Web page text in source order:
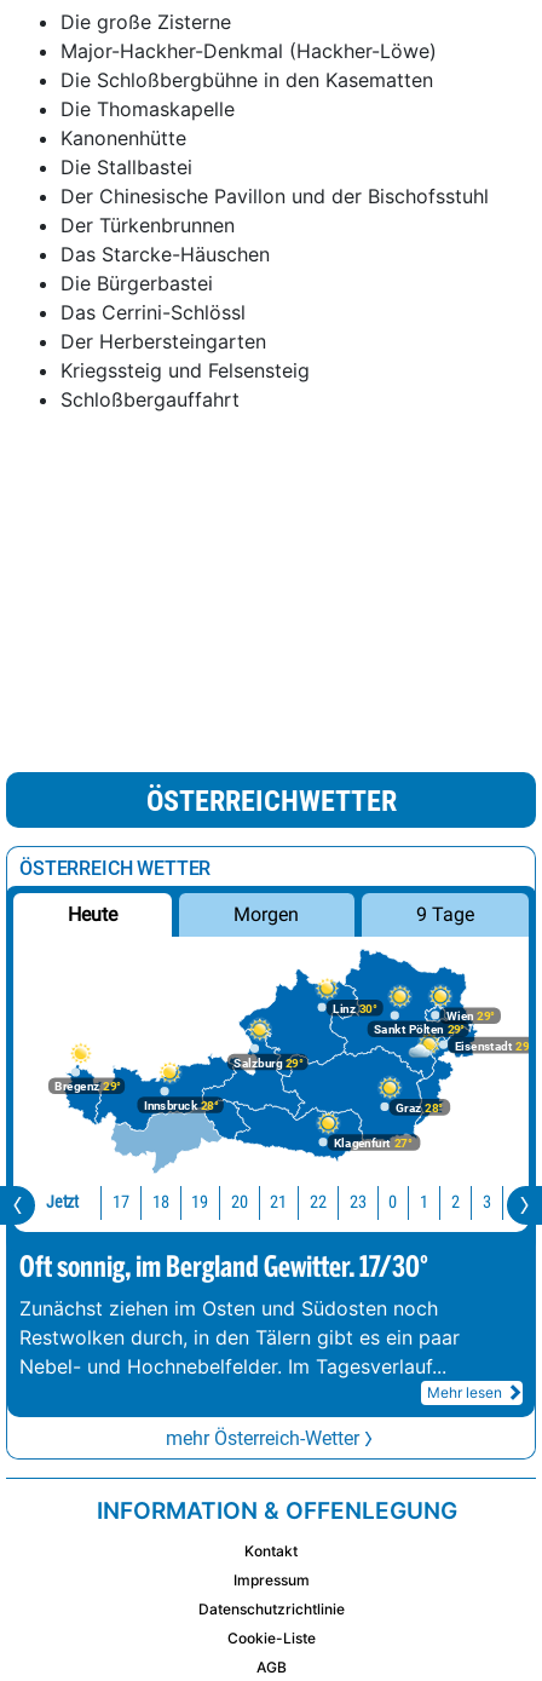
Die große Zisterne
Major-Hackher-Denkmal (Hackher-Löwe)
Die Schloßbergbühne in den Kasematten
Die Thomaskapelle
Kanonenhütte
Die Stallbastei
Der Chinesische Pavillon und der Bischofsstuhl
Der Türkenbrunnen
Das Starcke-Häuschen
Die Bürgerbastei
Das Cerrini-Schlössl
Der Herbersteingarten
Kriegssteig und Felsensteig
Schloßbergauffahrt
ÖSTERREICHWETTER
ÖSTERREICH WETTER
Heute Morgen 9 Tage
Bregenz29°
Graz28°
Innsbruck28°
Klagenfurt 27°
Linz30°
Salzburg29°
Wien 29°
Eisenstadt 29°
Sankt Pölten 29°
Jetzt 17 18 19 20 21 22 23 0 1 2 3 4
Oft sonnig, im Bergland Gewitter. 17/30°
Zunächst ziehen im Osten und Südosten noch
Restwolken durch, in den Tälern gibt es ein paar
Nebel- und Hochnebelfelder. Im Tagesverlauf...
Mehr lesen
mehr Österreich-Wetter
INFORMATION & OFFENLEGUNG
Kontakt
Impressum
Datenschutzrichtlinie
Cookie-Liste
AGB